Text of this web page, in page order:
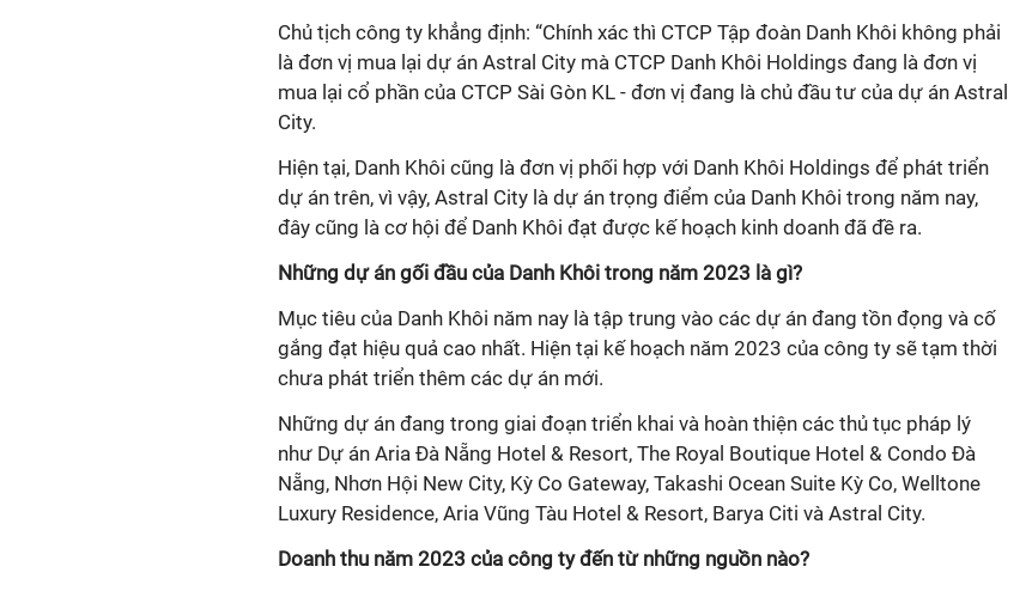
Chủ tịch công ty khẳng định: “Chính xác thì CTCP Tập đoàn Danh Khôi không phải
là đơn vị mua lại dự án Astral City mà CTCP Danh Khôi Holdings đang là đơn vị
mua lại cổ phần của CTCP Sài Gòn KL - đơn vị đang là chủ đầu tư của dự án Astral
City.
Hiện tại, Danh Khôi cũng là đơn vị phối hợp với Danh Khôi Holdings để phát triển
dự án trên, vì vậy, Astral City là dự án trọng điểm của Danh Khôi trong năm nay,
đây cũng là cơ hội để Danh Khôi đạt được kế hoạch kinh doanh đã đề ra.
Những dự án gối đầu của Danh Khôi trong năm 2023 là gì?
Mục tiêu của Danh Khôi năm nay là tập trung vào các dự án đang tồn đọng và cố
gắng đạt hiệu quả cao nhất. Hiện tại kế hoạch năm 2023 của công ty sẽ tạm thời
chưa phát triển thêm các dự án mới.
Những dự án đang trong giai đoạn triển khai và hoàn thiện các thủ tục pháp lý
như Dự án Aria Đà Nẵng Hotel & Resort, The Royal Boutique Hotel & Condo Đà
Nẵng, Nhơn Hội New City, Kỳ Co Gateway, Takashi Ocean Suite Kỳ Co, Welltone
Luxury Residence, Aria Vũng Tàu Hotel & Resort, Barya Citi và Astral City.
Doanh thu năm 2023 của công ty đến từ những nguồn nào?